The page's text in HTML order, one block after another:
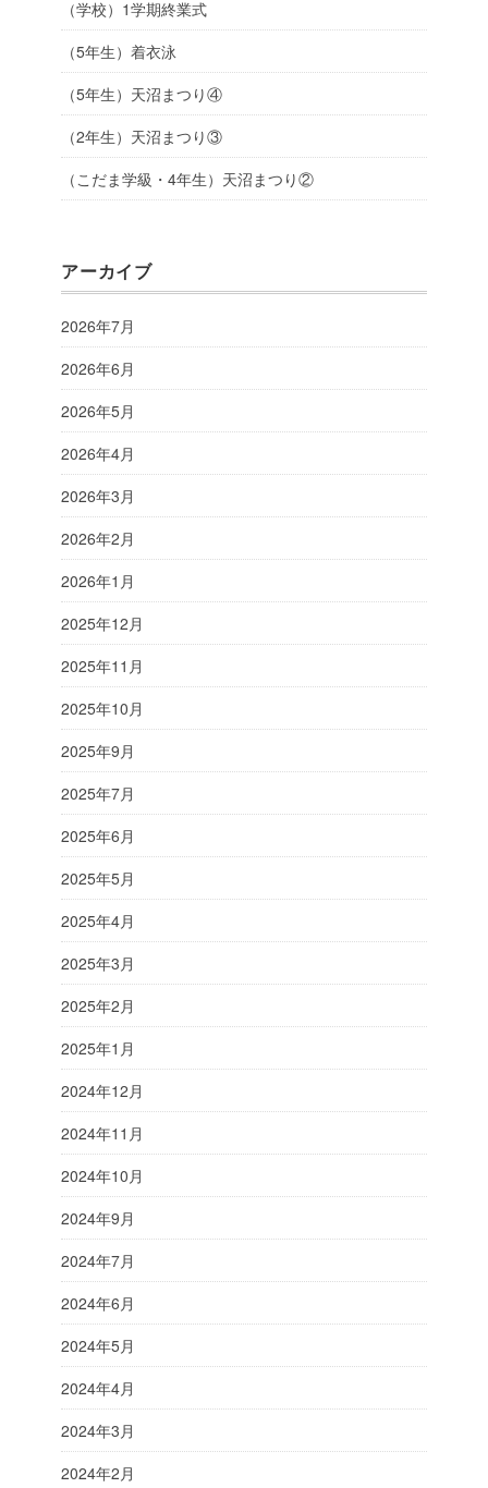
（学校）1学期終業式
（5年生）着衣泳
（5年生）天沼まつり④
（2年生）天沼まつり③
（こだま学級・4年生）天沼まつり②
アーカイブ
2026年7月
2026年6月
2026年5月
2026年4月
2026年3月
2026年2月
2026年1月
2025年12月
2025年11月
2025年10月
2025年9月
2025年7月
2025年6月
2025年5月
2025年4月
2025年3月
2025年2月
2025年1月
2024年12月
2024年11月
2024年10月
2024年9月
2024年7月
2024年6月
2024年5月
2024年4月
2024年3月
2024年2月